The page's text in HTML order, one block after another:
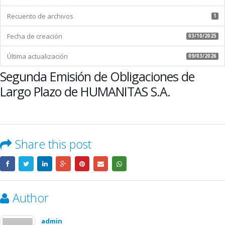
HUMANITAS
Recuento de archivos 1
Fecha de creación 03/10/2025
Última actualización 09/03/2026
Segunda Emisión de Obligaciones de
Largo Plazo de HUMANITAS S.A.
Share this post
Author
admin